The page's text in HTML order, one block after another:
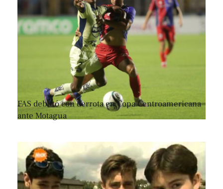
FAS debutó con derrota en Copa Centroamericana
ante Motagua